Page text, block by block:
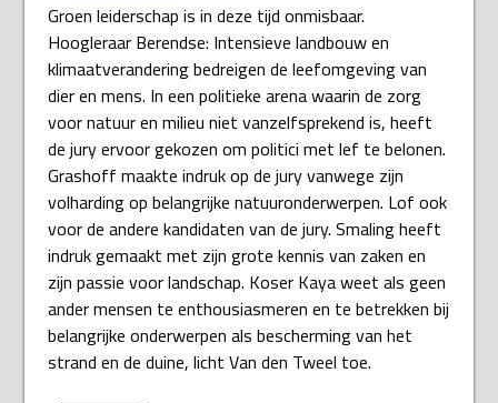
Groen leiderschap is in deze tijd onmisbaar.
Hoogleraar Berendse: Intensieve landbouw en
klimaatverandering bedreigen de leefomgeving van
dier en mens. In een politieke arena waarin de zorg
voor natuur en milieu niet vanzelfsprekend is, heeft
de jury ervoor gekozen om politici met lef te belonen.
Grashoff maakte indruk op de jury vanwege zijn
volharding op belangrijke natuuronderwerpen. Lof ook
voor de andere kandidaten van de jury. Smaling heeft
indruk gemaakt met zijn grote kennis van zaken en
zijn passie voor landschap. Koser Kaya weet als geen
ander mensen te enthousiasmeren en te betrekken bij
belangrijke onderwerpen als bescherming van het
strand en de duine, licht Van den Tweel toe.